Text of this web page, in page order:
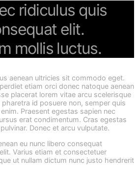
ridiculus quis
elit.
mollis luctus.
aenean ultricies sit commodo eget.
etiam orci donec natoque aenean
placerat lorem vitae arcu scelerisque
id posuere non, semper quis
Praesent egestas sapien nec
erat condimentum. Cras egestas
Donec et arcu vulputate.
eu nunc libero consequat
Varius etiam et consectetuer
ut nullam dictum nunc justo hendrerit